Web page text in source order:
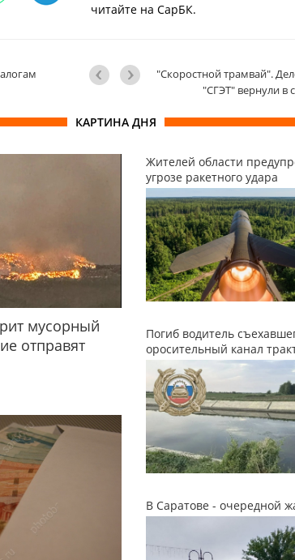
читайте на СарБК.
"Скоростной трамвай".
"СГЭТ" вернули в
КАРТИНА ДНЯ
мусорный
отправят
Жителей области
угрозе ракетного удара
Погиб водитель
оросительный канал
В Саратове - очередной